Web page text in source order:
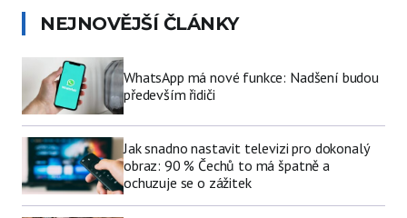
NEJNOVĚJŠÍ ČLÁNKY
WhatsApp má nové funkce: Nadšení budou
především řidiči
Jak snadno nastavit televizi pro dokonalý
obraz: 90 % Čechů to má špatně a
ochuzuje se o zážitek